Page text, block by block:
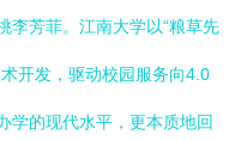
李芳菲。江南大学以“粮草先
开发，驱动校园服务向4.0
学的现代水平，更本质地回